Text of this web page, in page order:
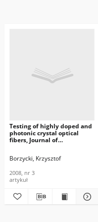
Konojko, Alexei Reabtsev, Vitaly
Testing of highly doped and
photonic crystal optical
fibers, Journal of
2008, nr 3
Borzycki, Krzysztof
2008, nr 3
artykuł